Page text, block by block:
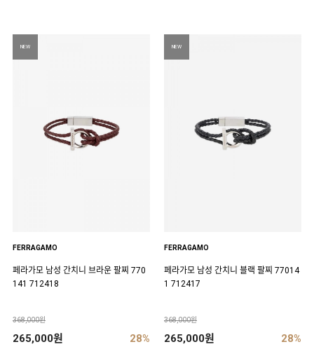
NEW
FERRAGAMO
페라가모 남성 간치니 브라운 팔찌 770
141 712418
368,000원
265,000원 28%
NEW
FERRAGAMO
페라가모 남성 간치니 블랙 팔찌 77014
1 712417
368,000원
265,000원 28%